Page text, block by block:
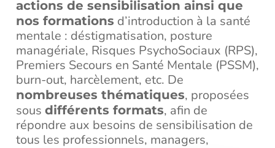
actions de sensibilisation ainsi que
nos formations d’introduction à la santé
mentale : déstigmatisation, posture
managériale, Risques PsychoSociaux (RPS),
Premiers Secours en Santé Mentale (PSSM),
burn-out, harcèlement, etc. De
nombreuses thématiques, proposées
sous différents formats, afin de
répondre aux besoins de sensibilisation de
tous les professionnels, managers,